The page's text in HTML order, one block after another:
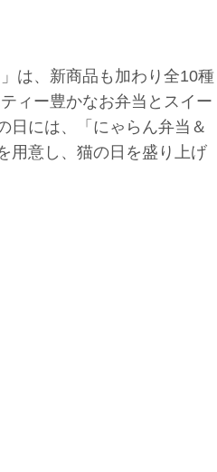
は、新商品も加わり全10種
ィー豊かなお弁当とスイー
日には、「にゃらん弁当＆
用意し、猫の日を盛り上げ